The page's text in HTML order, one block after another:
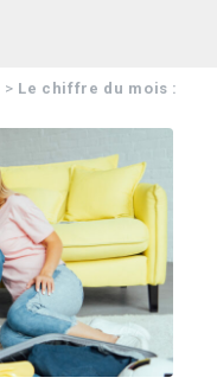
> Le chiffre du mois :